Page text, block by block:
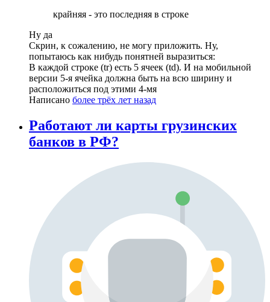
крайняя - это последняя в строке
Ну да
Скрин, к сожалению, не могу приложить. Ну,
попытаюсь как нибудь понятней выразиться:
В каждой строке (tr) есть 5 ячеек (td). И на мобильной
версии 5-я ячейка должна быть на всю ширину и
расположиться под этими 4-мя
Написано более трёх лет назад
Работают ли карты грузинских
банков в РФ?